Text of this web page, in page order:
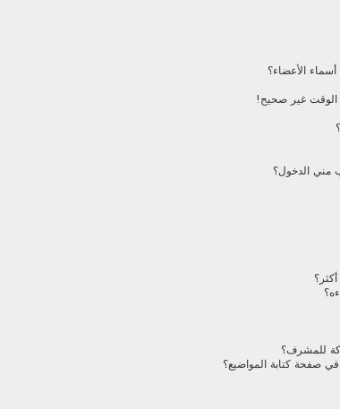
الأعضاء؟
الوقت غير صحيح!
الدخول؟
للمشرف؟
صفحة كتابة المواضيع؟